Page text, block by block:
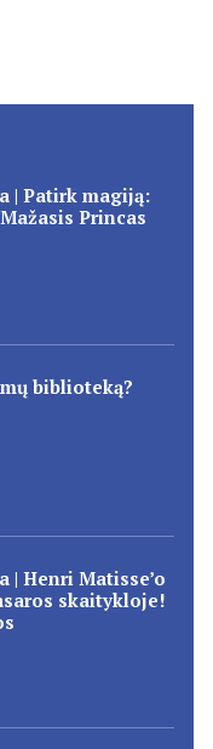
| Patirk magiją:
Princas
biblioteką?
| Henri Matisse’o
skaitykloje!